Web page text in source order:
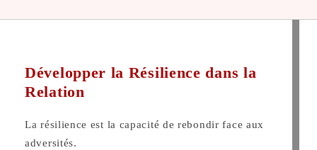
Développer la Résilience dans la
Relation
La résilience est la capacité de rebondir face aux
adversités.